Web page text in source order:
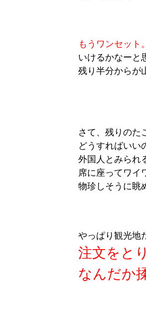
もうワンセット。
いけるかなーと
残り半分からが
さて、残りのた
どうすればいい
外国人とみられ
席に座ってワイ
物珍しそうに眺
やっぱり観光地
注文をと
なんだか